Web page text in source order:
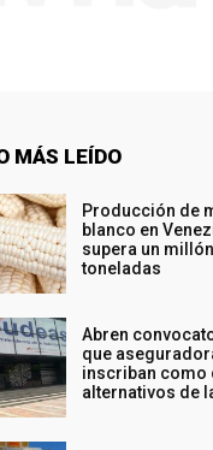
MÁS LEÍDO
Producción de
blanco en
supera un
toneladas
Abren
que
inscriban como
alternativos de